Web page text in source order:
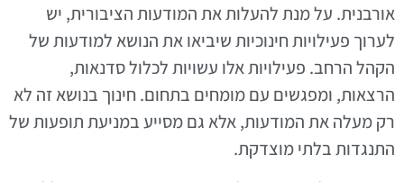
אורבנית. על מנת להעלות את המודעות הציבורית, יש
לערוך פעילויות חינוכיות שיביאו את הנושא למודעות של
הקהל הרחב. פעילויות אלו עשויות לכלול סדנאות,
הרצאות, ומפגשים עם מומחים בתחום. חינוך בנושא זה לא
רק מעלה את המודעות, אלא גם מסייע במניעת תופעות של
התנגדות בלתי מוצדקת.